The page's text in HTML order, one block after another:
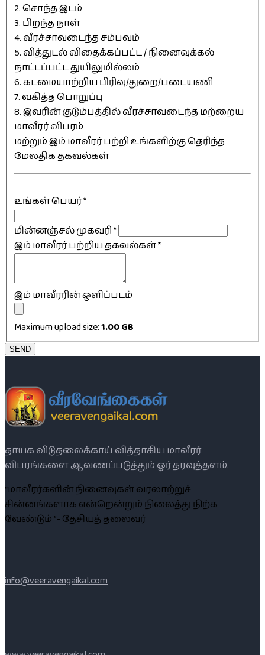
2. சொந்த இடம்
3. பிறந்த நாள்
4. வீரச்சாவடைந்த சம்பவம்
5. வித்துடல் விதைக்கப்பட்ட / நினைவுக்கல்
நாட்டப்பட்ட துயிலுமில்லம்
6. கடமையாற்றிய பிரிவு/துறை/படையணி
7. வகித்த பொறுப்பு
8. இவரின் குடும்பத்தில் வீரச்சாவடைந்த மற்றைய
மாவீரர் விபரம்
மற்றும் இம் மாவீரர் பற்றி உங்களிற்கு தெரிந்த
மேலதிக தகவல்கள்
உங்கள் பெயர்*
மின்னஞ்சல் முகவரி*
இம் மாவீரர் பற்றிய தகவல்கள்*
இம் மாவீரரின் ஒளிப்படம்
Maximum upload size:1.00 GB
SEND
தாயக விடுதலைக்காய் வித்தாகிய மாவீரர்
விபரங்களை ஆவணப்படுத்தும் ஓர் தரவுத்தளம்.
“மாவீரர்களின் நினைவுகள் வரலாற்றுச்
சின்னங்களாக என்றென்றும் நிலைத்து நிற்க
வேண்டும் ”- தேசியத் தலைவர்
info@veeravengaikal.com